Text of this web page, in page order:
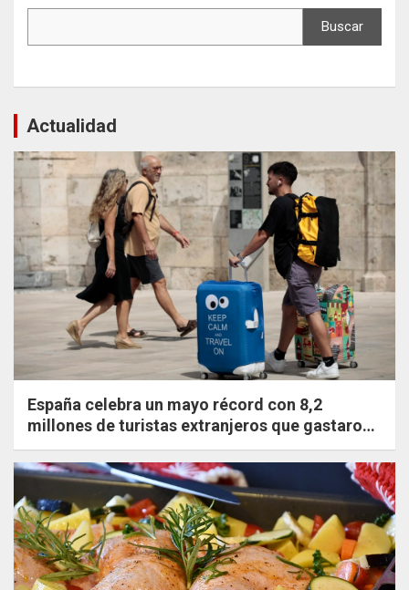
Buscar
Actualidad
España celebra un mayo récord con 8,2
millones de turistas extranjeros que gastaron
un 20,8% más que en 2019.